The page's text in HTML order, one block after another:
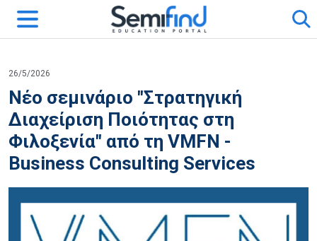
26/5/2026
Νέο σεμινάριο "Στρατηγική
Διαχείριση Ποιότητας στη
Φιλοξενία" από τη VMFN -
Business Consulting Services